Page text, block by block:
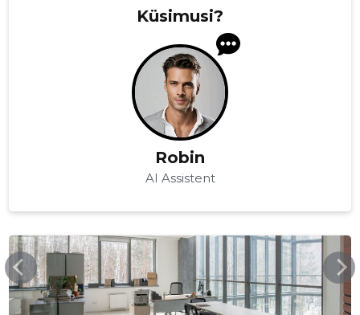
Küsimusi?
Robin
AI Assistent
VTVARAHALDUS.EE